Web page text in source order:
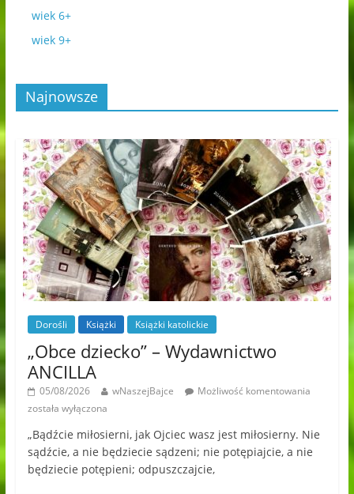
wiek 6+
wiek 9+
Najnowsze
Dorośli Książki Książki katolickie
„Obce dziecko” – Wydawnictwo
ANCILLA
05/08/2026 wNaszejBajce
Możliwość komentowania
została wyłączona
„Bądźcie miłosierni, jak Ojciec wasz jest miłosierny. Nie
sądźcie, a nie będziecie sądzeni; nie potępiajcie, a nie
będziecie potępieni; odpuszczajcie,